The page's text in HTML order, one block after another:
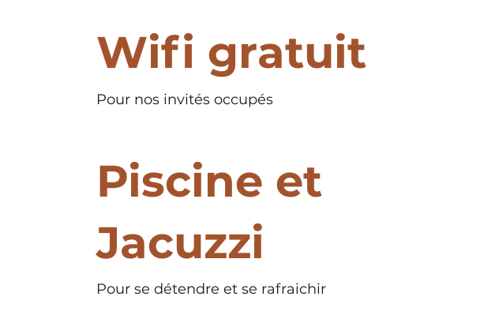
Wifi gratuit
Pour nos invités occupés
Piscine et
Jacuzzi
Pour se détendre et se rafraichir